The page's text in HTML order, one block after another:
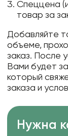
Спеццена
товар за
Добавляйте
объеме,
заказ. После
Вами будет
который
заказа и
Нужна